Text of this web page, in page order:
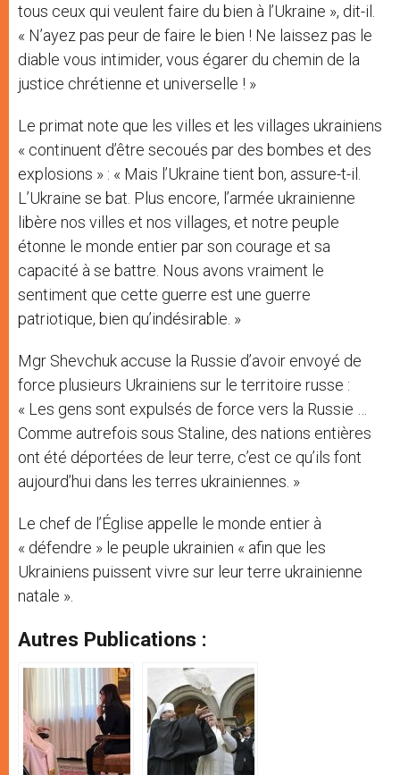
tous ceux qui veulent faire du bien à l’Ukraine », dit-il.
« N’ayez pas peur de faire le bien ! Ne laissez pas le
diable vous intimider, vous égarer du chemin de la
justice chrétienne et universelle ! »
Le primat note que les villes et les villages ukrainiens
« continuent d’être secoués par des bombes et des
explosions » : « Mais l’Ukraine tient bon, assure-t-il.
L’Ukraine se bat. Plus encore, l’armée ukrainienne
libère nos villes et nos villages, et notre peuple
étonne le monde entier par son courage et sa
capacité à se battre. Nous avons vraiment le
sentiment que cette guerre est une guerre
patriotique, bien qu’indésirable. »
Mgr Shevchuk accuse la Russie d’avoir envoyé de
force plusieurs Ukrainiens sur le territoire russe :
« Les gens sont expulsés de force vers la Russie …
Comme autrefois sous Staline, des nations entières
ont été déportées de leur terre, c’est ce qu’ils font
aujourd’hui dans les terres ukrainiennes. »
Le chef de l’Église appelle le monde entier à
« défendre » le peuple ukrainien « afin que les
Ukrainiens puissent vivre sur leur terre ukrainienne
natale ».
Autres Publications :